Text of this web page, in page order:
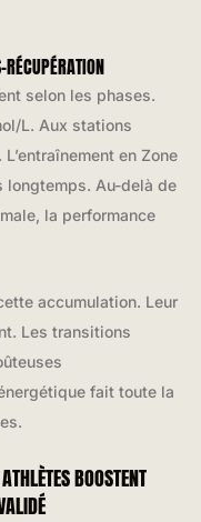
RÉCUPÉRATION
selon les phases.
L. Aux stations
en Zone
longtemps. Au-delà de
la performance
accumulation. Leur
Les transitions
fait toute la
BOOSTENT